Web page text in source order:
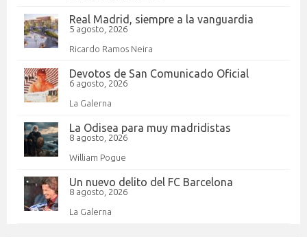
Real Madrid, siempre a la vanguardia
5 agosto, 2026
Ricardo Ramos Neira
Devotos de San Comunicado Oficial
6 agosto, 2026
La Galerna
La Odisea para muy madridistas
8 agosto, 2026
William Pogue
Un nuevo delito del FC Barcelona
8 agosto, 2026
La Galerna